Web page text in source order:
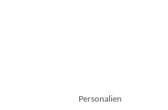
Personalien